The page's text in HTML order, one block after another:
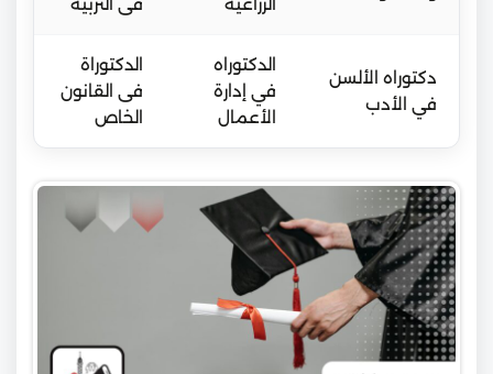
الزراعية
فى التربية
دكتوراه الألسن
في الأدب
الدكتوراه
في إدارة
الأعمال
الدكتوراة
فى القانون
الخاص